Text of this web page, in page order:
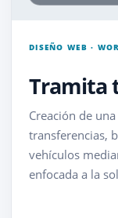
DISEÑO WEB ·
Tramita
Creación de
transferencias,
vehículos
enfocada a la